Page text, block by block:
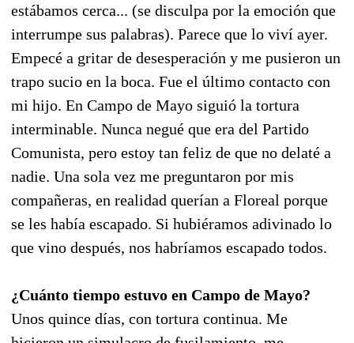
estábamos cerca... (se disculpa por la emoción que
interrumpe sus palabras). Parece que lo viví ayer.
Empecé a gritar de desesperación y me pusieron un
trapo sucio en la boca. Fue el último contacto con
mi hijo. En Campo de Mayo siguió la tortura
interminable. Nunca negué que era del Partido
Comunista, pero estoy tan feliz de que no delaté a
nadie. Una sola vez me preguntaron por mis
compañeras, en realidad querían a Floreal porque
se les había escapado. Si hubiéramos adivinado lo
que vino después, nos habríamos escapado todos.
¿Cuánto tiempo estuvo en Campo de Mayo?
Unos quince días, con tortura continua. Me